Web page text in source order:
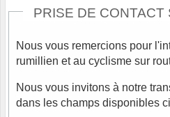
PRISE DE CONTACT
Nous vous remercions pour
rumillien et au cyclisme sur
Nous vous invitons à notre
dans les champs disponibles